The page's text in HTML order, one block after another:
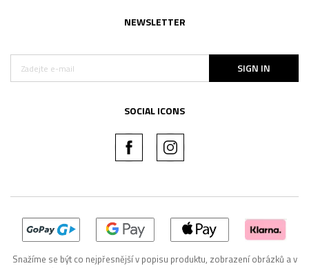
NEWSLETTER
SIGN IN
SOCIAL ICONS
Snažíme se být co nejpřesnější v popisu produktu, zobrazení obrázků a v